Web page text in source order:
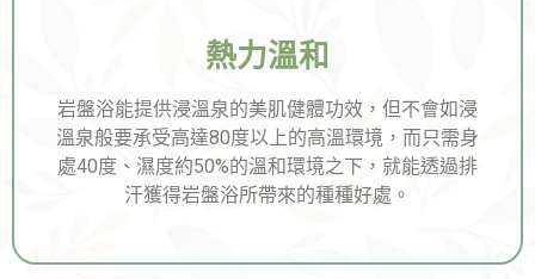
熱力溫和
岩盤浴能提供浸溫泉的美肌健體功效，但不會如浸
溫泉般要承受高達80度以上的高溫環境，而只需身
處40度、濕度約50%的溫和環境之下，就能透過排
汗獲得岩盤浴所帶來的種種好處。